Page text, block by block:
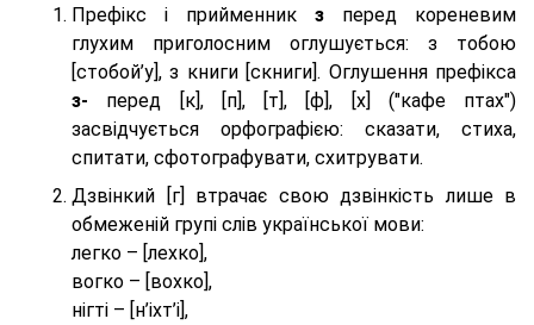
Префікс і прийменник з перед кореневим
глухим приголосним оглушується: з тобою
[стобой’у], з книги [скниги]. Оглушення префікса
з- перед [к], [п], [т], [ф], [х] ("кафе птах")
засвідчується орфографією: сказати, стиха,
спитати, сфотографувати, схитрувати.
Дзвінкий [г] втрачає свою дзвінкість лише в
обмеженій групі слів української мови:
легко – [лехко],
вогко – [вохко],
нігті – [н’іхт’і],